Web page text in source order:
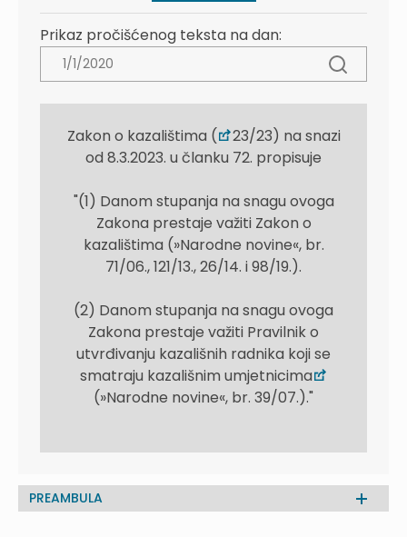
Prikaz pročišćenog teksta na dan:
Zakon o kazalištima (
23/23) na snazi
od 8.3.2023. u članku 72. propisuje
"(1) Danom stupanja na snagu ovoga
Zakona prestaje važiti Zakon o
kazalištima (»Narodne novine«, br.
71/06., 121/13., 26/14. i 98/19.).
(2) Danom stupanja na snagu ovoga
Zakona prestaje važiti Pravilnik o
utvrđivanju kazališnih radnika koji se
smatraju kazališnim umjetnicima
(»Narodne novine«, br. 39/07.)."
PREAMBULA